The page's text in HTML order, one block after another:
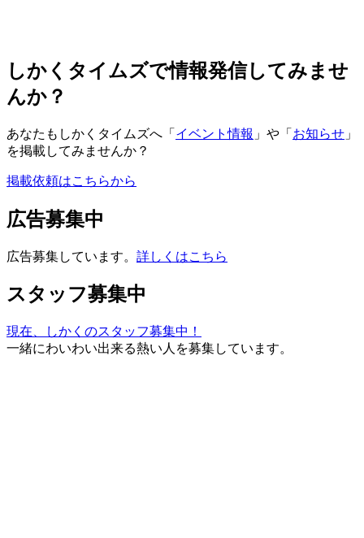
しかくタイムズで情報発信してみませ
んか？
あなたもしかくタイムズへ「 イベント情報 」や「 お知らせ 」
を掲載してみませんか？
掲載依頼はこちらから
広告募集中
広告募集しています。 詳しくはこちら
スタッフ募集中
現在、しかくのスタッフ募集中！
一緒にわいわい出来る熱い人を募集しています。